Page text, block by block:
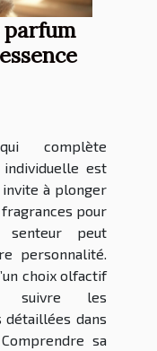
complète
est
à plonger
fragrances pour
senteur peut
personnalité.
choix olfactif
les
détaillées dans
sa